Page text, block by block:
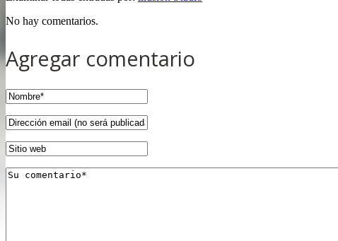
No hay comentarios.
Agregar comentario